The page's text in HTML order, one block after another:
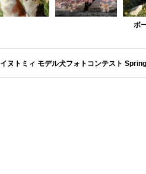
ボ
イヌトミィ モデル犬フォトコンテスト